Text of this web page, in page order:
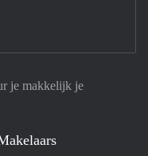
je makkelijk je